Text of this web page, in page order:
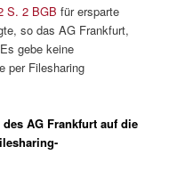
S. 2 BGB für ersparte
so das AG Frankfurt,
gebe keine
per Filesharing
AG Frankfurt auf die